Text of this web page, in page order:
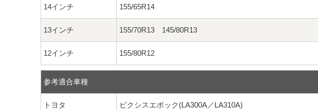
14インチ 155/65R14
13インチ 155/70R13 145/80R13
12インチ 155/80R12
参考適合車種
トヨタ
ピクシスエポック(LA300A／LA310A)